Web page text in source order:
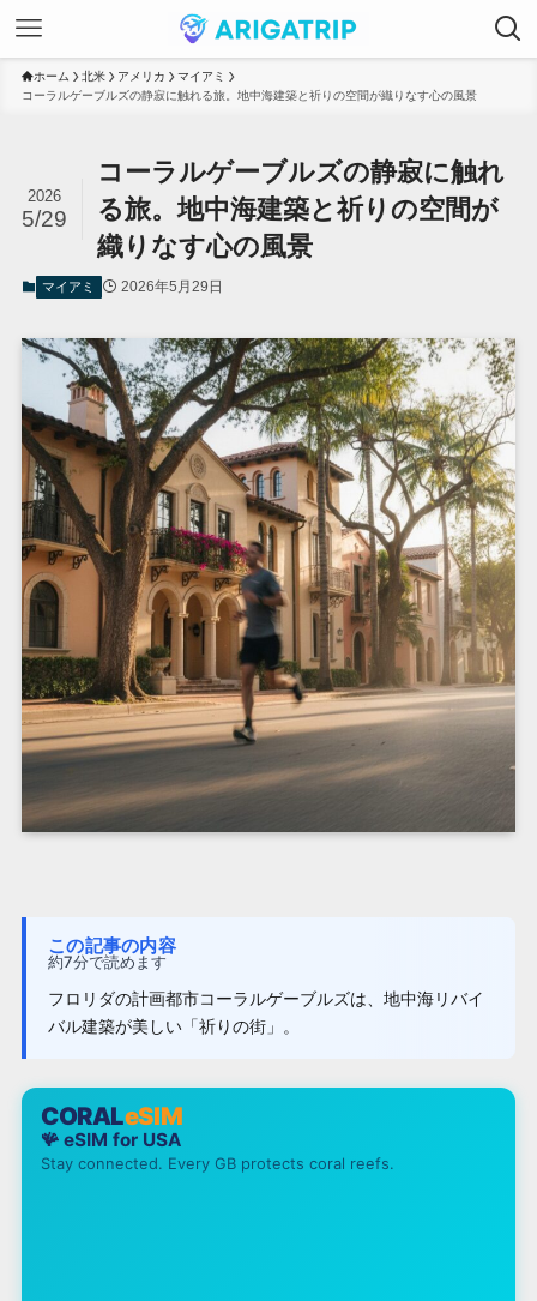
ホーム 北米 アメリカ
マイアミ
コーラルゲーブルズの静寂に触れる旅。地中海建築と祈りの空間が織りなす心の風景
コーラルゲーブルズの静寂に触れ
る旅。地中海建築と祈りの空間が
織りなす心の風景
2026
5/29
マイアミ 2026年5月29日
この記事の内容
約7分で読めます
フロリダの計画都市コーラルゲーブルズは、地中海リバイ
バル建築が美しい「祈りの街」。
CORALeSIM
🪸 eSIM for USA
Stay connected. Every GB protects coral reefs.